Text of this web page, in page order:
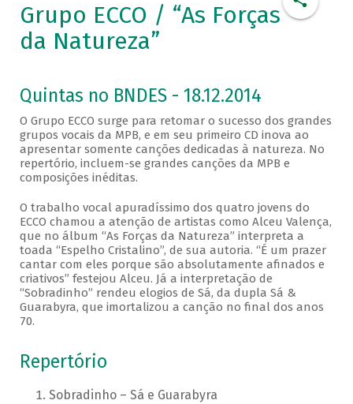
Grupo ECCO / “As Forças
da Natureza”
Quintas no BNDES - 18.12.2014
O Grupo ECCO surge para retomar o sucesso dos grandes
grupos vocais da MPB, e em seu primeiro CD inova ao
apresentar somente canções dedicadas à natureza. No
repertório, incluem-se grandes canções da MPB e
composições inéditas.
O trabalho vocal apuradíssimo dos quatro jovens do
ECCO chamou a atenção de artistas como Alceu Valença,
que no álbum “As Forças da Natureza” interpreta a
toada “Espelho Cristalino”, de sua autoria. “É um prazer
cantar com eles porque são absolutamente afinados e
criativos” festejou Alceu. Já a interpretação de
“Sobradinho” rendeu elogios de Sá, da dupla Sá &
Guarabyra, que imortalizou a canção no final dos anos
70.
Repertório
Sobradinho – Sá e Guarabyra